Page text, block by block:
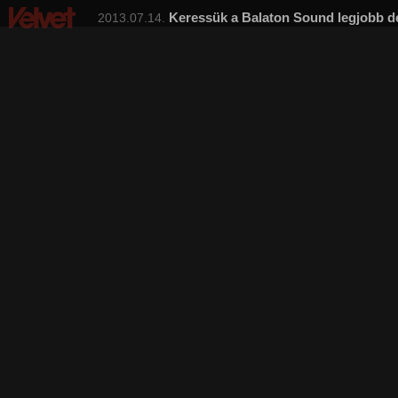
Keressük a Balaton Sound legjobb
2013.07.14.